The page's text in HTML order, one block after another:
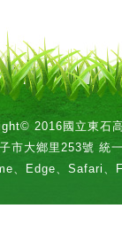
2016國立東石
市大鄉里253號 統
、Edge、Safari